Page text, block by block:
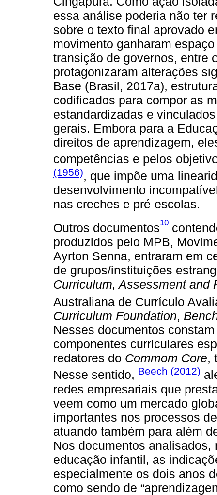
essa análise poderia não ter
sobre o texto final aprovado
movimento ganharam
transição de governos, entre
protagonizaram alterações
Base (Brasil, 2017a),
codificados para compor as
estandardizadas e
gerais. Embora para a
direitos de aprendizagem,
competências e pelos
(1956), que impõe uma
desenvolvimento
nas creches e pré-escolas.
Outros documentos10
produzidos pelo MPB,
Ayrton Senna, entraram em
de grupos/instituições
Curriculum, Assessment and
Australiana de Currículo
Curriculum Foundation,
Nesses documentos
componentes curriculares
redatores do Commom Core,
Nesse sentido, Beech (2012)
redes empresariais que
veem como um mercado
importantes nos processos
atuando também para além
Nos documentos
educação infantil, as
especialmente os dois anos
como sendo de